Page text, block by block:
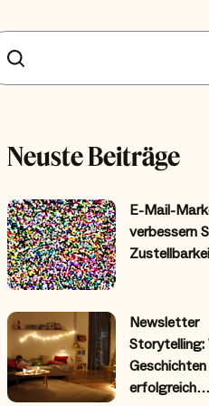
Neuste Beiträge
E-Mail-
verbessern
Newsletter
Storytelling:
Geschichten
erfolgreich…